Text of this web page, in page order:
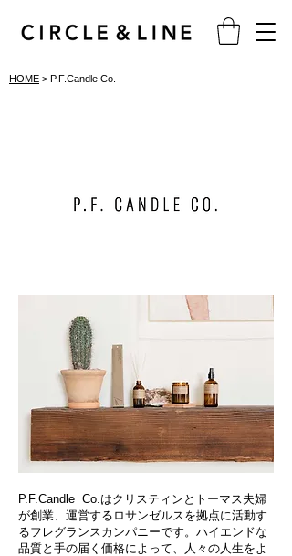
HOME > P.F.Candle Co.
P.F.Candle Co.はクリスティンとトーマス夫婦
が創業、運営するロサンゼルスを拠点に活動す
る​フレグランスカンパニーです。ハイエンドな
品質と手の届く価格によって、人々の人生をよ